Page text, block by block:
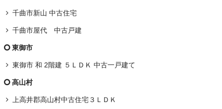
千曲市新山 中古住宅
千曲市屋代 中古戸建
東御市
東御市 和 2階建 ５ＬＤＫ 中古一戸建て
高山村
上高井郡高山村中古住宅３ＬＤＫ